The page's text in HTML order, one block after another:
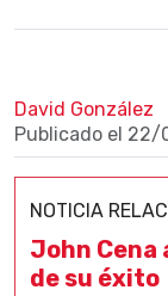
David González
Publicado el 22/
NOTICIA
John Cena
de su éxito